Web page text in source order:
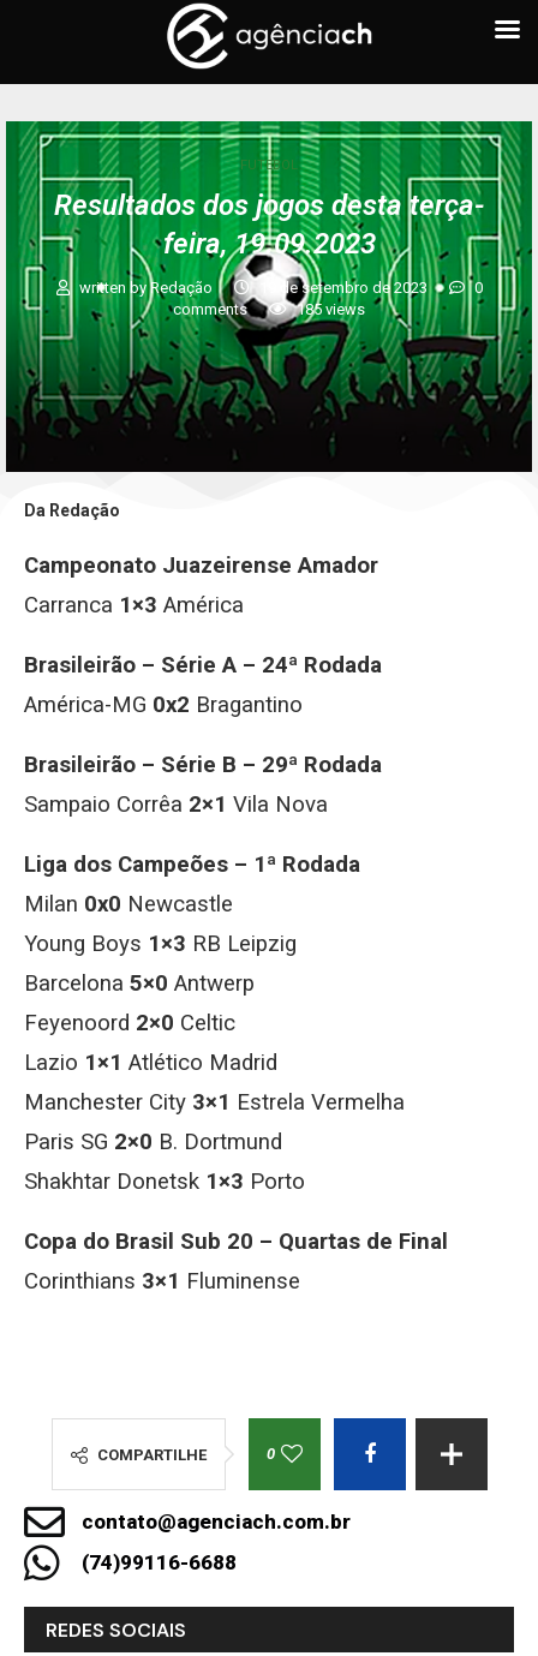
FUTEBOL
Resultados dos jogos desta terça-
feira, 19.09.2023
written byRedação 19 de setembro de 2023
0
comments
185 views
Da Redação
Campeonato Juazeirense Amador
Carranca 1×3 América
Brasileirão – Série A – 24ª Rodada
América-MG 0x2 Bragantino
Brasileirão – Série B – 29ª Rodada
Sampaio Corrêa 2×1 Vila Nova
Liga dos Campeões – 1ª Rodada
Milan 0x0 Newcastle
Young Boys 1×3 RB Leipzig
Barcelona 5×0 Antwerp
Feyenoord 2×0 Celtic
Lazio 1×1 Atlético Madrid
Manchester City 3×1 Estrela Vermelha
Paris SG 2×0 B. Dortmund
Shakhtar Donetsk 1×3 Porto
Copa do Brasil Sub 20 – Quartas de Final
Corinthians 3×1 Fluminense
COMPARTILHE 0
contato@agenciach.com.br
(74)99116-6688
REDES SOCIAIS